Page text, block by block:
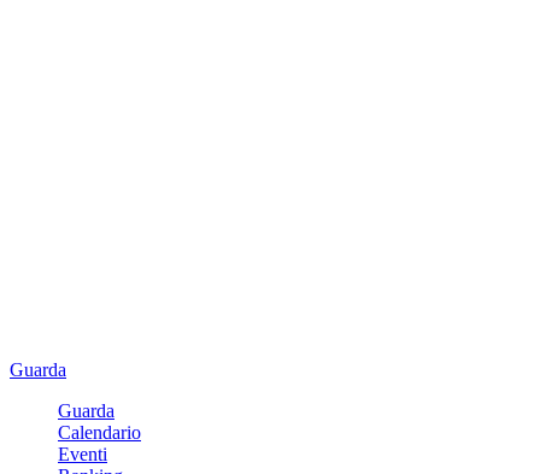
Guarda
Guarda
Calendario
Eventi